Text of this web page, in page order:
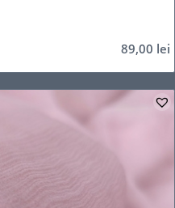
89,00 lei